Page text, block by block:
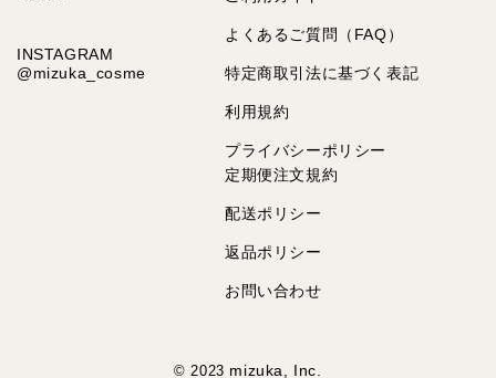
INSTAGRAM
@mizuka_cosme
よくあるご質問（FAQ）
特定商取引法に基づく表記
利用規約
プライバシーポリシー
定期便注文規約
配送ポリシー
返品ポリシー
お問い合わせ
© 2023 mizuka, Inc.